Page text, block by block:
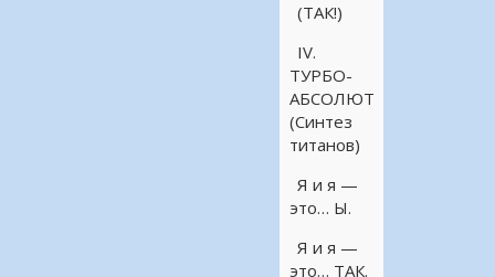
(ТАК!)
IV.
ТУРБО-
АБСОЛЮТ
(Синтез
титанов)
Я и я —
это… Ы.
Я и я —
это… ТАК.